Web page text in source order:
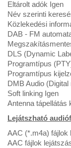
Eltárolt adók Igen
Név szerinti
Közlekedési
DAB - FM
DLS (Dynamic
Programtípus
Programtípus
DMB Audio
Soft linking Igen
Antenna tápellátás
Lejátszható
AAC (*.m4a) fájlok
AAC fájlok